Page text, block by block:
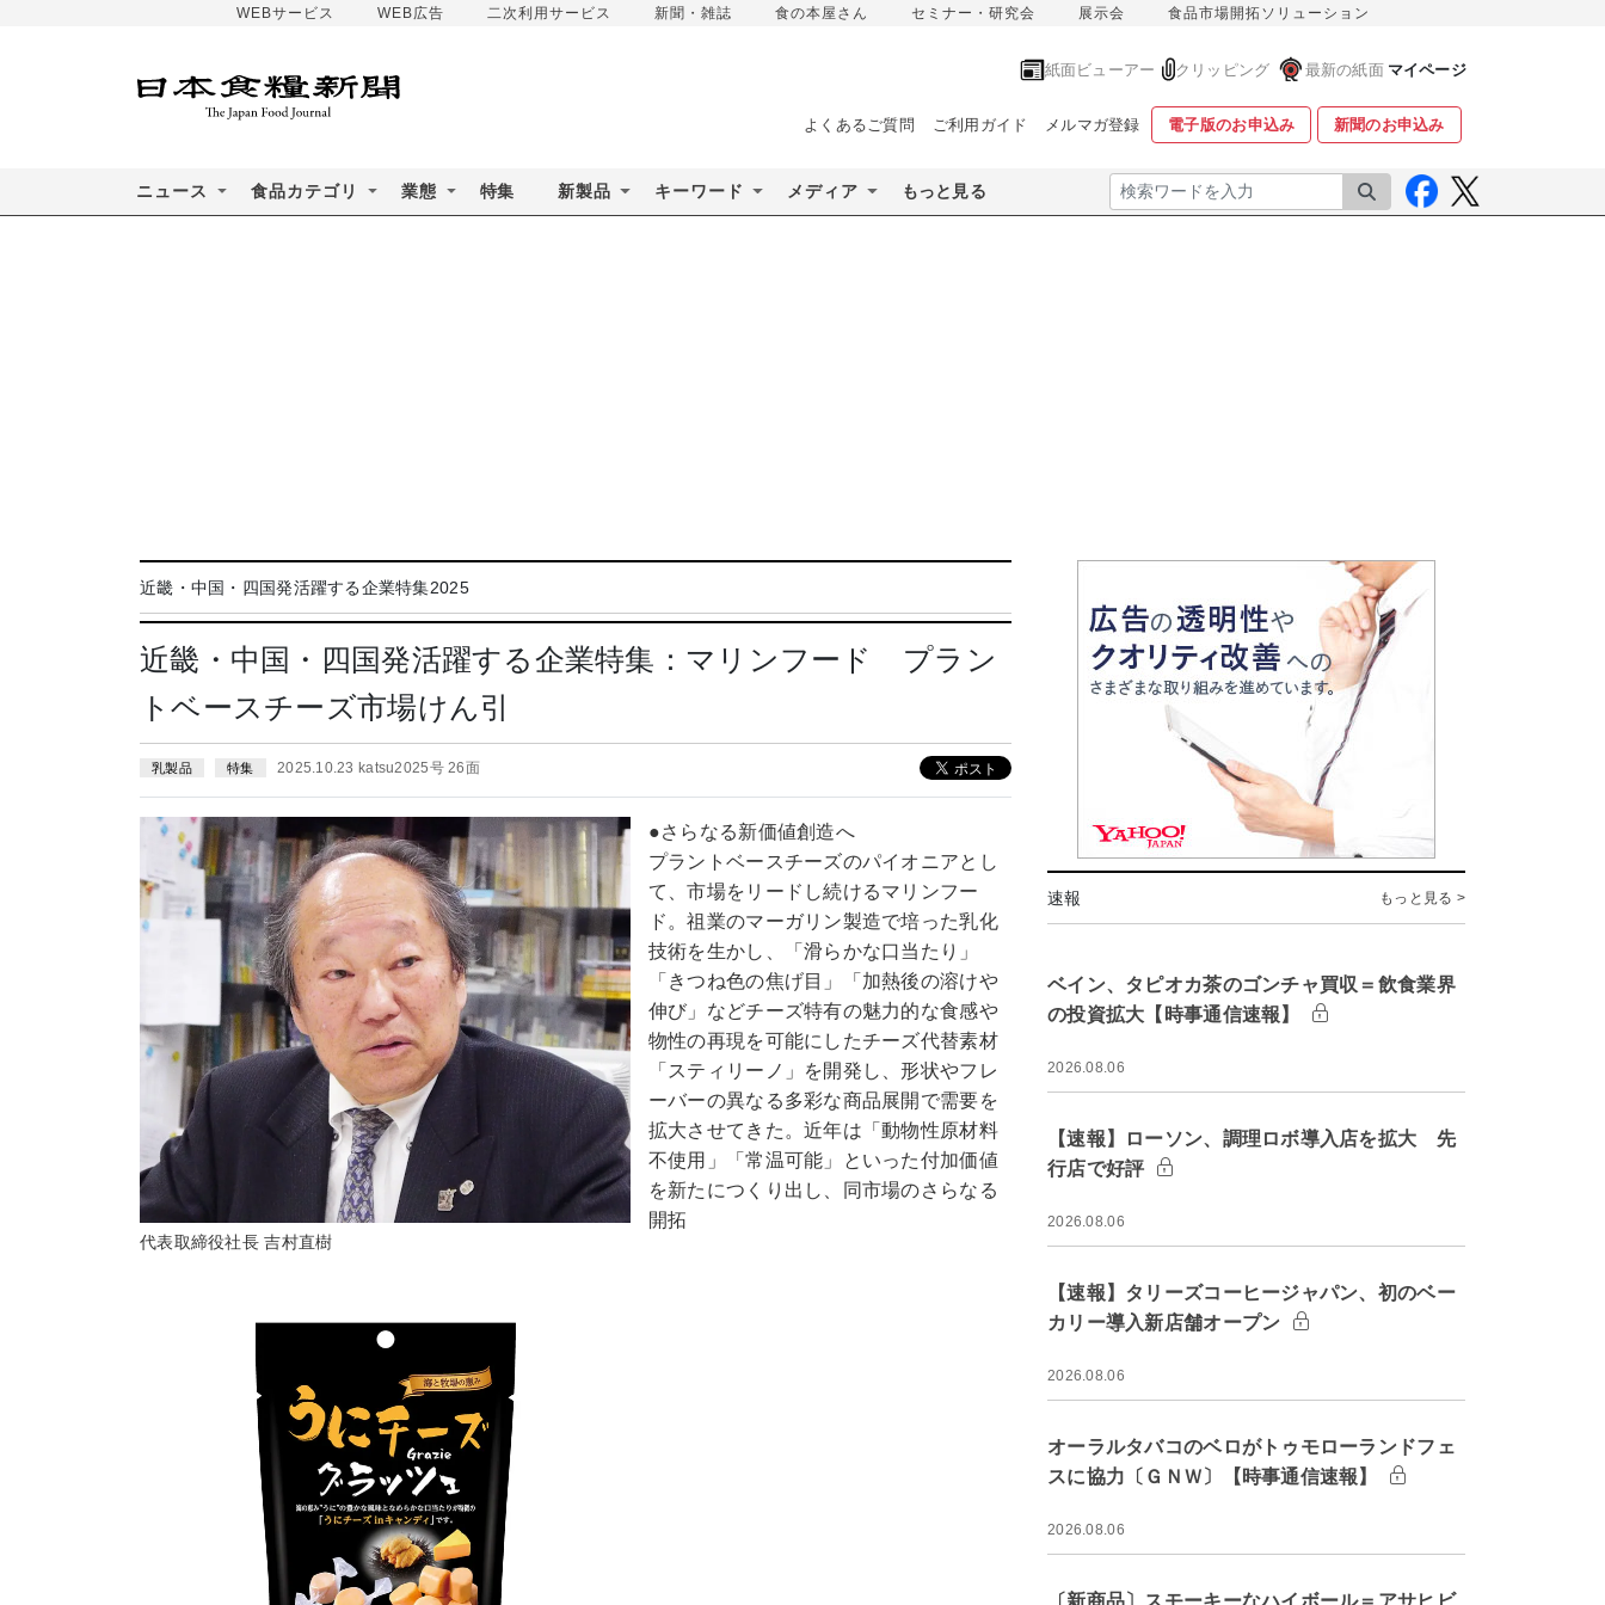
WEBサービス WEB広告 二次利用サービス 新聞・雑誌 食の本屋さん セミナー・研究会 展示会 食品市場開拓ソリューション
紙面ビューアー クリッピング 最新の紙面 マイページ
よくあるご質問 ご利用ガイド メルマガ登録 電子版のお申込み 新聞のお申込み
ニュース 食品カテゴリ 業態 特集 新製品 キーワード メディア もっと見る 検索
近畿・中国・四国発活躍する企業特集2025
近畿・中国・四国発活躍する企業特集：マリンフード プラン
トベースチーズ市場けん引
乳製品 特集 2025.10.23 katsu2025号 26面
代表取締役社長 吉村直樹
●さらなる新価値創造へ
プラントベースチーズのパイオニアとし
て、市場をリードし続けるマリンフー
ド。祖業のマーガリン製造で培った乳化
技術を生かし、「滑らかな口当たり」
「きつね色の焦げ目」「加熱後の溶けや
伸び」などチーズ特有の魅力的な食感や
物性の再現を可能にしたチーズ代替素材
「スティリーノ」を開発し、形状やフレ
ーバーの異なる多彩な商品展開で需要を
拡大させてきた。近年は「動物性原材料
不使用」「常温可能」といった付加価値
を新たにつくり出し、同市場のさらなる
開拓
速報 もっと見る >
ベイン、タピオカ茶のゴンチャ買収＝飲食業界
の投資拡大【時事通信速報】
2026.08.06
【速報】ローソン、調理ロボ導入店を拡大 先
行店で好評
2026.08.06
【速報】タリーズコーヒージャパン、初のベー
カリー導入新店舗オープン
2026.08.06
オーラルタバコのベロがトゥモローランドフェ
スに協力〔ＧＮＷ〕【時事通信速報】
2026.08.06
〔新商品〕スモーキーなハイボール＝アサヒビ